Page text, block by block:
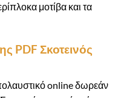
μοτίβα και τα
PDF Σκοτεινός
online δωρεάν